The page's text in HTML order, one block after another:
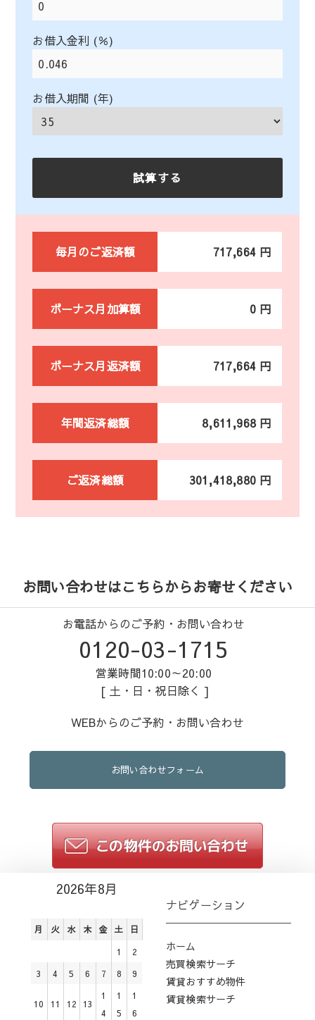
お借入金利 (％)
お借入期間 (年)
毎月のご返済額 717,664 円
ボーナス月加算額 0 円
ボーナス月返済額 717,664 円
年間返済総額 8,611,968 円
ご返済総額 301,418,880 円
お問い合わせはこちらからお寄せください
お電話からのご予約・お問い合わせ
0120-03-1715
営業時間10:00～20:00
[ 土・日・祝日除く ]
WEBからのご予約・お問い合わせ
お問い合わせフォーム
2026年8月
月 火 水 木 金 土 日
1
2
3
4 5 6 7 8 9
10 11 12 13
1
4
1
5
1
6
ナビゲーション
ホーム
売買検索サーチ
賃貸おすすめ物件
賃貸検索サーチ